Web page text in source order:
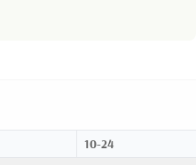
10-24